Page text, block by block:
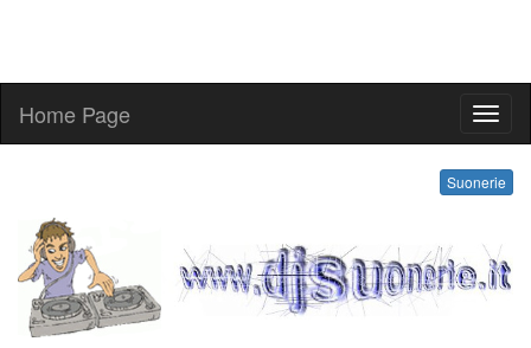
Home Page
Suonerie